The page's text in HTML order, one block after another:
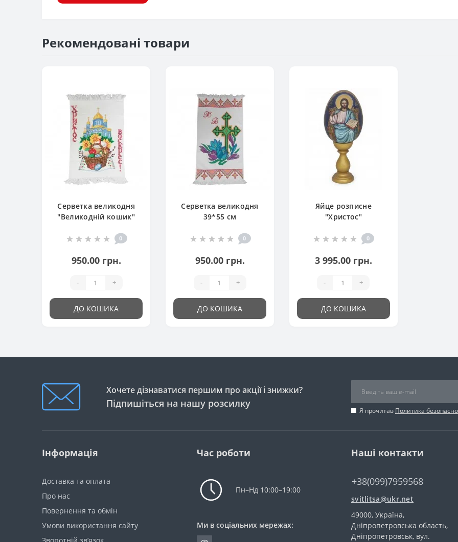
Рекомендовані товари
Серветка великодня
"Великодній кошик"
0
950.00 грн.
- +
ДО КОШИКА
Серветка великодня
39*55 см
0
950.00 грн.
- +
ДО КОШИКА
Яйце розписне
"Христос"
0
3 995.00 грн.
- +
ДО КОШИКА
Хочете дізнаватися першим про акції і знижки?
Підпишіться на нашу розсилку
Я прочитав Политика
Інформація
Доставка та оплата
Про нас
Повернення та обмін
Умови використання сайту
Час роботи
Пн–Нд 10:00–19:00
Ми в соціальних мережах:
Наші контакти
+38(099)7959568
svitlitsa@ukr.net
49000, Україна,
Дніпропетровська область,
Дніпропетровськ, вул.